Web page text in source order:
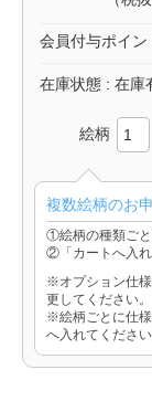
会員付与ポイン
在庫状態 : 在庫
絵柄
複数絵柄のお
①絵柄の種類ご
②「カートへ入
※オプション仕
更してください
※絵柄ごとに仕
へ入れてください